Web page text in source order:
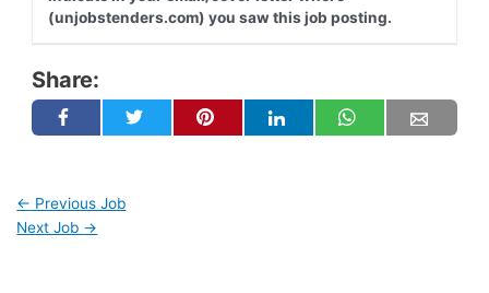
(unjobstenders.com) you saw this job posting.
Share:
← Previous Job
Next Job →